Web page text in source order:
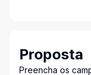
Proposta
Preencha os